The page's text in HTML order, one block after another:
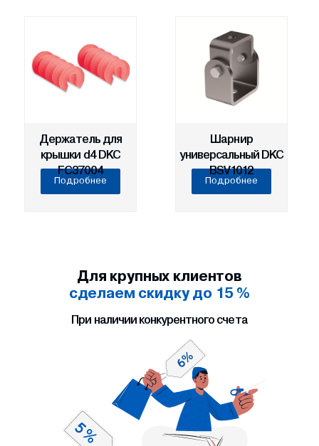
Держатель для
крышки d4 DKC
FC37004
Подробнее
Шарнир
универсальный DKC
BSV1012
Подробнее
Для крупных клиентов
сделаем скидку до 15 %
При наличии конкурентного счета